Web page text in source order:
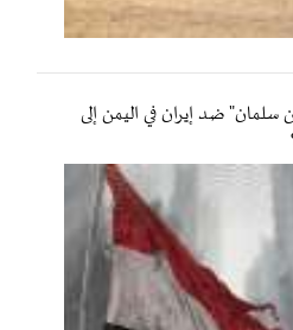
ضد إيران في اليمن إلى